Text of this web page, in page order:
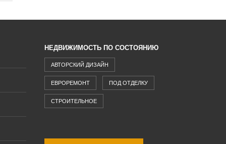
НЕДВИЖИМОСТЬ ПО СОСТОЯНИЮ
АВТОРСКИЙ ДИЗАЙН
ЕВРОРЕМОНТ ПОД ОТДЕЛКУ
СТРОИТЕЛЬНОЕ